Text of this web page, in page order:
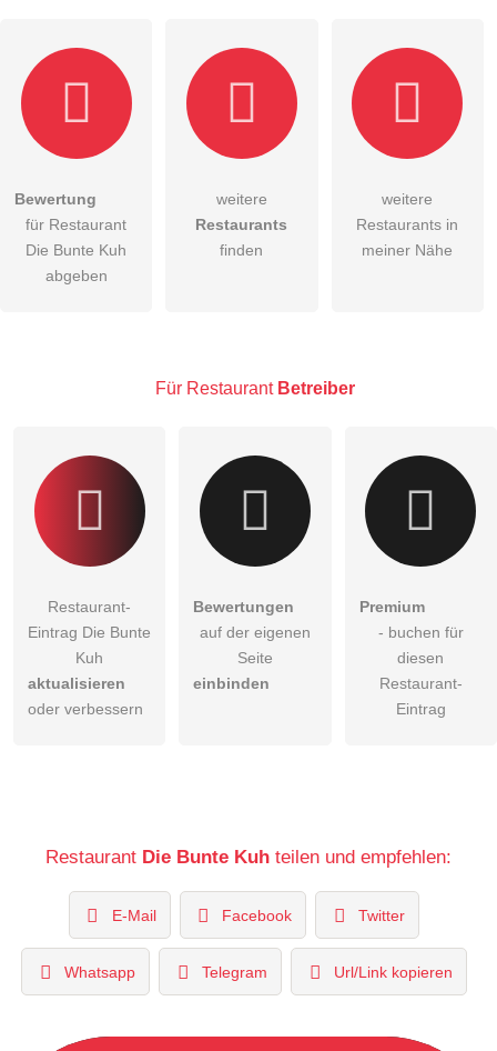
Hiermit akzeptiere ich dieAGB
Die Datenschutzerklärung habe ich zur Kenntnis genommen.
Besucher sichtbar.
Bewertung
für Restaurant
Die Bunte Kuh
abgeben
weitere
Restaurants
finden
weitere
Restaurants in
meiner Nähe
Für Restaurant Betreiber
Restaurant-
Eintrag Die Bunte
Kuh
aktualisieren
oder verbessern
Bewertungen
auf der eigenen
Seite
einbinden
Premium
- buchen für
diesen
Restaurant-
Eintrag
Restaurant Die Bunte Kuh teilen und empfehlen:
E-Mail Facebook Twitter
Whatsapp Telegram Url/Link kopieren